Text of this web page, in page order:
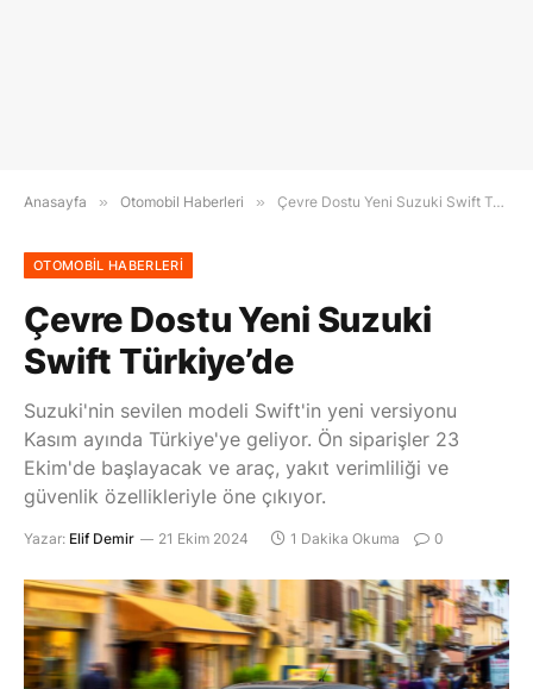
Anasayfa » Otomobil Haberleri » Çevre Dostu Yeni Suzuki Swift Türkiye’de
OTOMOBIL HABERLERI
Çevre Dostu Yeni Suzuki
Swift Türkiye’de
Suzuki'nin sevilen modeli Swift'in yeni versiyonu
Kasım ayında Türkiye'ye geliyor. Ön siparişler 23
Ekim'de başlayacak ve araç, yakıt verimliliği ve
güvenlik özellikleriyle öne çıkıyor.
Yazar: Elif Demir 21 Ekim 2024 1 Dakika Okuma 0